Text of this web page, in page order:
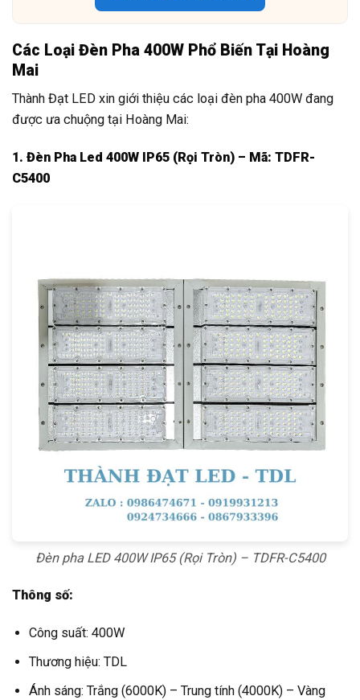
Các Loại Đèn Pha 400W Phổ Biến Tại Hoàng
Mai
Thành Đạt LED xin giới thiệu các loại đèn pha 400W đang
được ưa chuộng tại Hoàng Mai:
1. Đèn Pha Led 400W IP65 (Rọi Tròn) – Mã: TDFR-
C5400
Đèn pha LED 400W IP65 (Rọi Tròn) – TDFR-C5400
Thông số:
Công suất: 400W
Thương hiệu: TDL
Ánh sáng: Trắng (6000K) – Trung tính (4000K) – Vàng